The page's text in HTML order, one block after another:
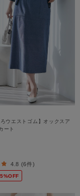
ろウエストゴム】オックスア
ート
4.8 (6件)